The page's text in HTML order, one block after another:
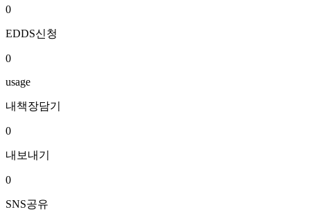
0
EDDS신청
0
usage
내책장담기
0
내보내기
0
SNS공유